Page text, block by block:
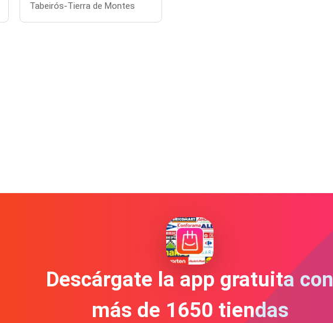
Tabeirós-Tierra de Montes
Descárgate la app gratuita con
más de 1650 tiendas